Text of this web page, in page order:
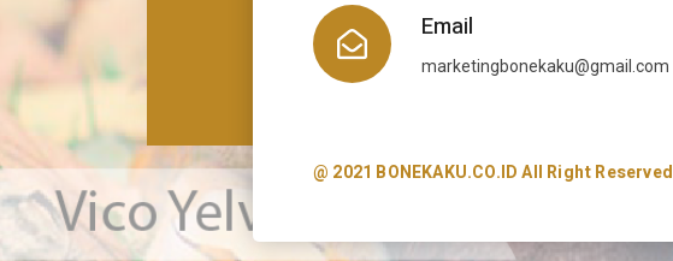
Email
marketingbonekaku@gmail.com
@ 2021 BONEKAKU.CO.ID All Right Reserved